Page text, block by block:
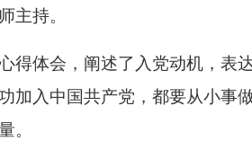
主持。
得体会，阐述了入党动机，表
加入中国共产党，都要从小事
。